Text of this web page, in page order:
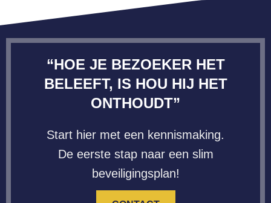
“HOE JE BEZOEKER HET
BELEEFT, IS HOU HIJ HET
ONTHOUDT”
Start hier met een kennismaking.
De eerste stap naar een slim
beveiligingsplan!